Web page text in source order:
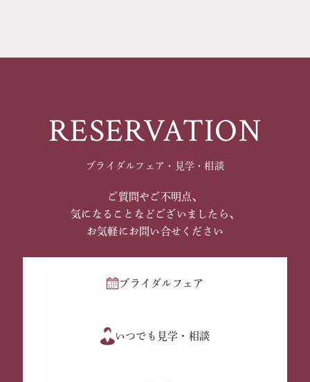
RESERVATION
ブライダルフェア・見学・相談
ご質問やご不明点、
気になることなどございましたら、
お気軽にお問い合せください
ブライダルフェア
いつでも見学・相談